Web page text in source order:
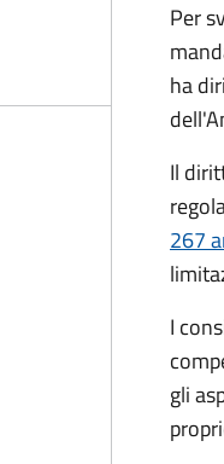
Per
ha
Il
267
I
gli